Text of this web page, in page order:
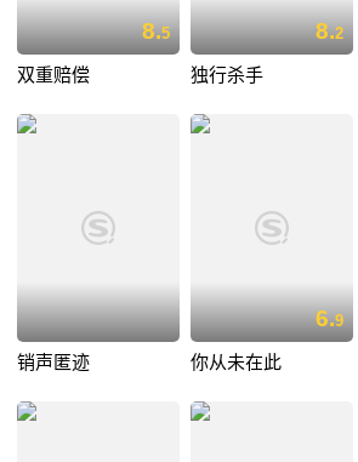
8.5
双重赔偿
8.2
独行杀手
销声匿迹
6.9
你从未在此